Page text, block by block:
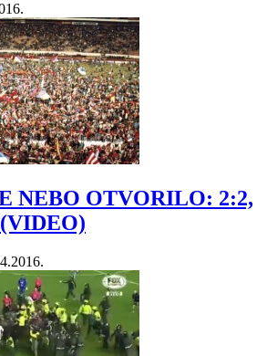
NEBO OTVORILO: 2:2,